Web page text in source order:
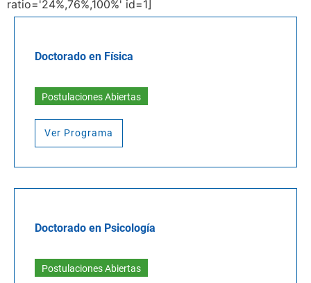
ratio='24%,76%,100%' id=1]
Doctorado en Física
Postulaciones Abiertas
Ver Programa
Doctorado en Psicología
Postulaciones Abiertas